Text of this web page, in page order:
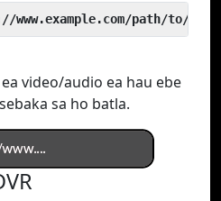
www.example.com/path/to/
video/audio ea hau ebe
sa ho batla.